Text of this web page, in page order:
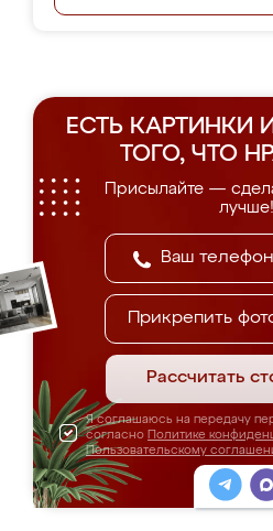
ЕСТЬ КАРТИНКИ
ТОГО, ЧТО
Присылайте —
лучше!
Прикрепить
Рассчитать
Я соглашаюсь на передачу
согласно Политике
Пользовательскому